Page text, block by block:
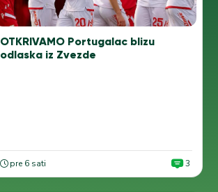
OTKRIVAMO Portugalac blizu
odlaska iz Zvezde
pre 6 sati 3